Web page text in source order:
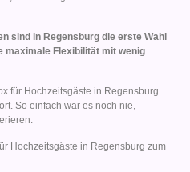
sind in Regensburg die erste Wahl
maximale Flexibilität mit wenig
für Hochzeitsgäste in Regensburg
So einfach war es noch nie,
Hochzeitsgäste in Regensburg zum